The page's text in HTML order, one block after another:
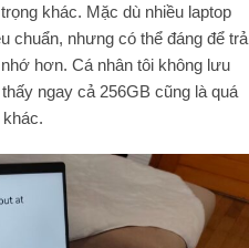
khác. Mặc dù nhiều laptop
chuẩn, nhưng có thể đáng để trả
hơn. Cá nhân tôi không lưu
ngay cả 256GB cũng là quá